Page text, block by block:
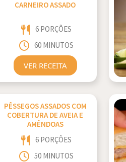
CARNEIRO ASSADO
6 PORÇÕES
60 MINUTOS
VER RECEITA
PÊSSEGOS ASSADOS COM
COBERTURA DE AVEIA E
AMÊNDOAS
6 PORÇÕES
50 MINUTOS